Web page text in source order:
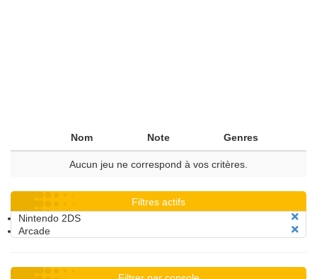
Nom Note Genres
Aucun jeu ne correspond à vos critères.
Filtres actifs
Nintendo 2DS
Arcade